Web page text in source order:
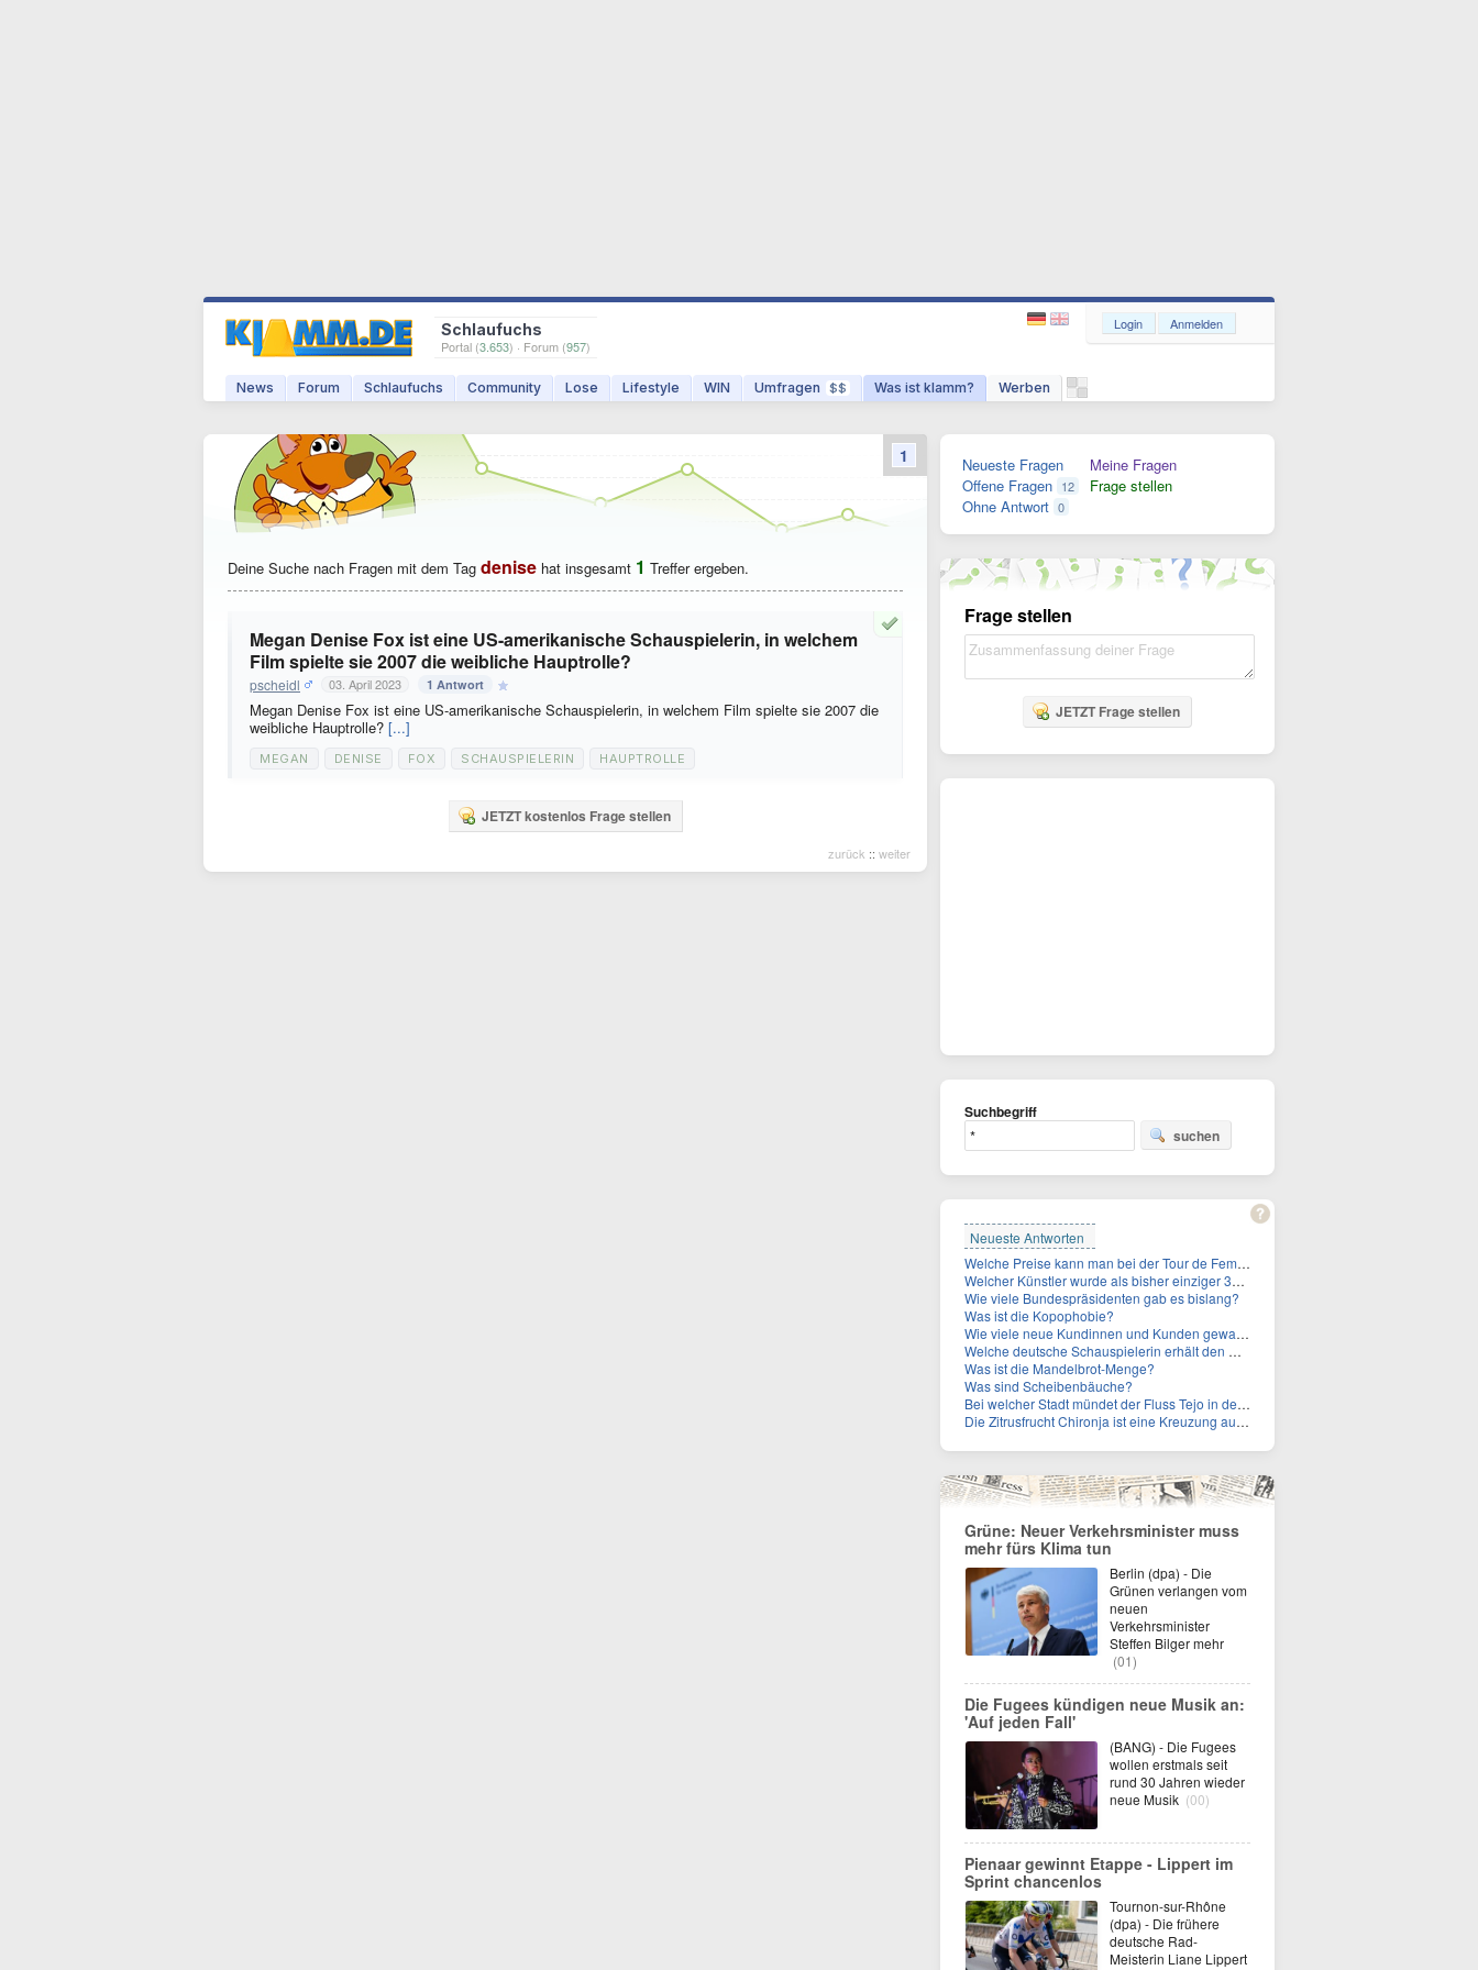
Schlaufuchs
Portal (3.653) · Forum (957)
News Forum Schlaufuchs Community Lose Lifestyle WIN Umfragen $$ Was ist klamm? Werben
Login Anmelden
Deine Suche nach Fragen mit dem Tag denise hat insgesamt 1 Treffer ergeben.
Megan Denise Fox ist eine US-amerikanische Schauspielerin, in welchem
Film spielte sie 2007 die weibliche Hauptrolle?
pscheidl 03. April 2023 1 Antwort
Megan Denise Fox ist eine US-amerikanische Schauspielerin, in welchem Film spielte sie 2007 die
weibliche Hauptrolle? [...]
MEGAN DENISE FOX SCHAUSPIELERIN HAUPTROLLE
JETZT kostenlos Frage stellen
zurück :: weiter
1
Neueste Fragen
Offene Fragen 12
Ohne Antwort 0
Meine Fragen
Frage stellen
Frage stellen
JETZT Frage stellen
Suchbegriff
suchen
Neueste Antworten
Welche Preise kann man bei der Tour de Femmes 2026 gewinnen?
Welcher Künstler wurde als bisher einziger 3x in die Rock and Roll Hall of Fame aufgenommen?
Wie viele Bundespräsidenten gab es bislang?
Was ist die Kopophobie?
Wie viele neue Kundinnen und Kunden gewann MagentaTV allein durch die WM hinzu?
Welche deutsche Schauspielerin erhält den Deutschen Kulturpolitikpreis?
Was ist die Mandelbrot-Menge?
Was sind Scheibenbäuche?
Bei welcher Stadt mündet der Fluss Tejo in den Atlantik?
Die Zitrusfrucht Chironja ist eine Kreuzung aus welchen Früchten?
Grüne: Neuer Verkehrsminister muss
mehr fürs Klima tun
Berlin (dpa) - Die
Grünen verlangen vom
neuen
Verkehrsminister
Steffen Bilger mehr
(01)
Die Fugees kündigen neue Musik an:
'Auf jeden Fall'
(BANG) - Die Fugees
wollen erstmals seit
rund 30 Jahren wieder
neue Musik (00)
Pienaar gewinnt Etappe - Lippert im
Sprint chancenlos
Tournon-sur-Rhône
(dpa) - Die frühere
deutsche Rad-
Meisterin Liane Lippert